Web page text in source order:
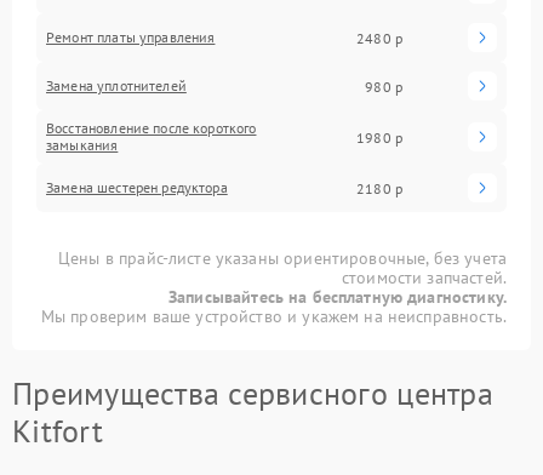
Ремонт платы управления 2480 р
Замена уплотнителей 980 р
Восстановление после короткого
замыкания
1980 р
Замена шестерен редуктора 2180 р
Цены в прайс-листе указаны ориентировочные, без учета
стоимости запчастей.
Записывайтесь на бесплатную диагностику.
Мы проверим ваше устройство и укажем на неисправность.
Преимущества сервисного центра
Kitfort